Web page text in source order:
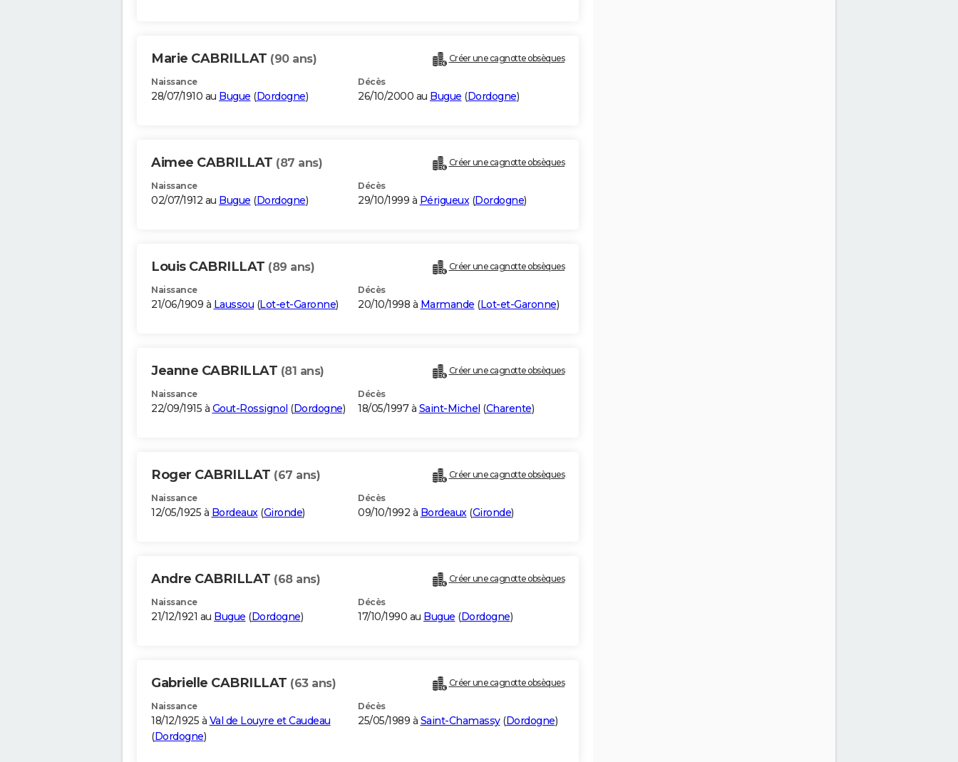
Marie CABRILLAT (90 ans) Créer une cagnotte obsèques
Naissance
28/07/1910 au Bugue (Dordogne)
Décès
26/10/2000 au Bugue (Dordogne)
Aimee CABRILLAT (87 ans) Créer une cagnotte obsèques
Naissance
02/07/1912 au Bugue (Dordogne)
Décès
29/10/1999 à Périgueux(Dordogne)
Louis CABRILLAT (89 ans) Créer une cagnotte obsèques
Naissance
21/06/1909 à Laussou (Lot-et-Garonne)
Décès
20/10/1998 à Marmande (Lot-et-Garonne)
Jeanne CABRILLAT (81 ans) Créer une cagnotte obsèques
Naissance
22/09/1915 à Gout-Rossignol (Dordogne)
Décès
18/05/1997 à Saint-Michel (Charente)
Roger CABRILLAT (67 ans) Créer une cagnotte obsèques
Naissance
12/05/1925 à Bordeaux(Gironde)
Décès
09/10/1992 à Bordeaux(Gironde)
Andre CABRILLAT (68 ans) Créer une cagnotte obsèques
Naissance
21/12/1921 au Bugue (Dordogne)
Décès
17/10/1990 au Bugue (Dordogne)
Gabrielle CABRILLAT (63 ans) Créer une cagnotte obsèques
Naissance
18/12/1925 à Val de Louyre et Caudeau
(Dordogne)
Décès
25/05/1989 à Saint-Chamassy(Dordogne)